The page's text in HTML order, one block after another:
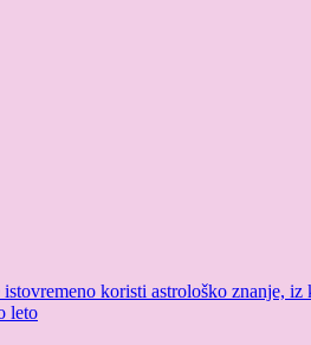
koristi astrološko znanje,
leto